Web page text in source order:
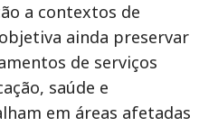
a contextos de
ainda preservar
de serviços
saúde e
em áreas afetadas